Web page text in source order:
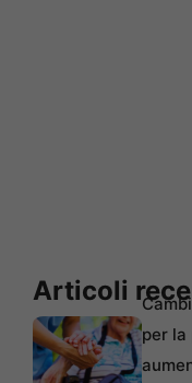
Articoli
per la